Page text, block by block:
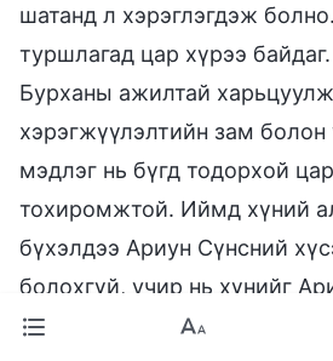
шатанд л хэрэглэгдэж
туршлагад цар хүрээ
Бурханы ажилтай
хэрэгжүүлэлтийн зам болон
мэдлэг нь бүгд тодорхой
тохиромжтой. Иймд хүний
бүхэлдээ Ариун Сүнсний
болохгүй, учир нь хүнийг
гэгээрүүлж чадах бөгөөд